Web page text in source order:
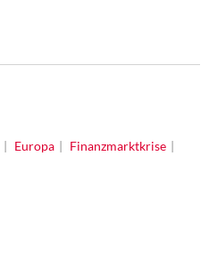
Europa
Finanzmarktkrise